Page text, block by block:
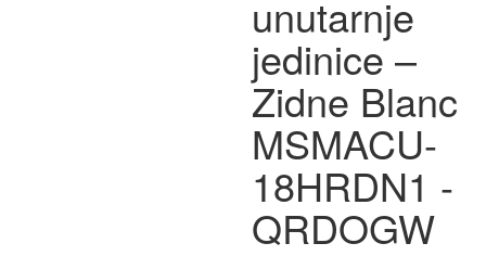
unutarnje
jedinice –
Zidne Blanc
MSMACU-
18HRDN1 -
QRDOGW